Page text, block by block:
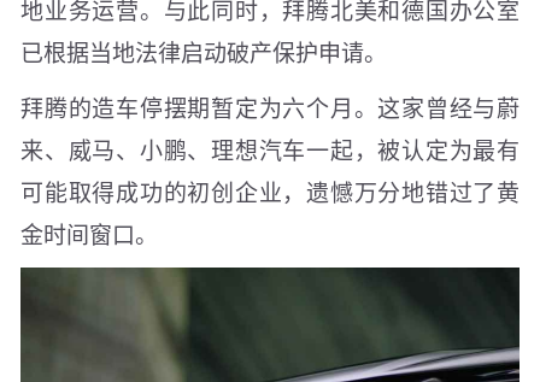
地业务运营。与此同时，拜腾北美和德国办公室
已根据当地法律启动破产保护申请。
拜腾的造车停摆期暂定为六个月。这家曾经与蔚
来、威马、小鹏、理想汽车一起，被认定为最有
可能取得成功的初创企业，遗憾万分地错过了黄
金时间窗口。